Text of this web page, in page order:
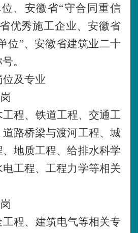
、安徽省“守合同重信
优秀施工企业、安徽省
位”、安徽省建筑业二十
。
及专业
程、铁道工程、交通工
路桥梁与渡河工程、城
地质工程、给排水科学
工程、工程力学等相关
程、建筑电气等相关专